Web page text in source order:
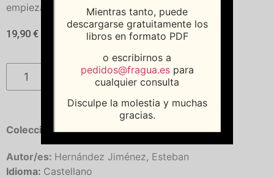
empieza todo.
19,90 €
Añadir al carrito
Colección:Ariel
Autor/es: Hernández Jiménez, Esteban
Idioma: Castellano
Mientras tanto, puede
descargarse gratuitamente los
libros en formato PDF
o escribirnos a
pedidos@fragua.espara
cualquier consulta
Disculpe la molestia y muchas
gracias.